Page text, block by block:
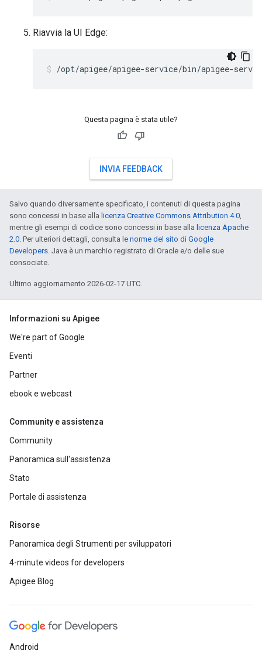
Riavvia la UI Edge:
/opt/apigee/apigee-service/bin/apigee-
Questa pagina è stata utile?
INVIA FEEDBACK
Salvo quando diversamente specificato, i contenuti di questa pagina
sono concessi in base alla licenza Creative Commons Attribution 4.0,
mentre gli esempi di codice sono concessi in base alla licenza Apache
2.0. Per ulteriori dettagli, consulta le norme del sito di Google
Developers. Java è un marchio registrato di Oracle e/o delle sue
consociate.
Ultimo aggiornamento 2026-02-17 UTC.
Informazioni su Apigee
We're part of Google
Eventi
Partner
ebook e webcast
Community e assistenza
Community
Panoramica sull'assistenza
Stato
Portale di assistenza
Risorse
Panoramica degli Strumenti per sviluppatori
4-minute videos for developers
Apigee Blog
Android